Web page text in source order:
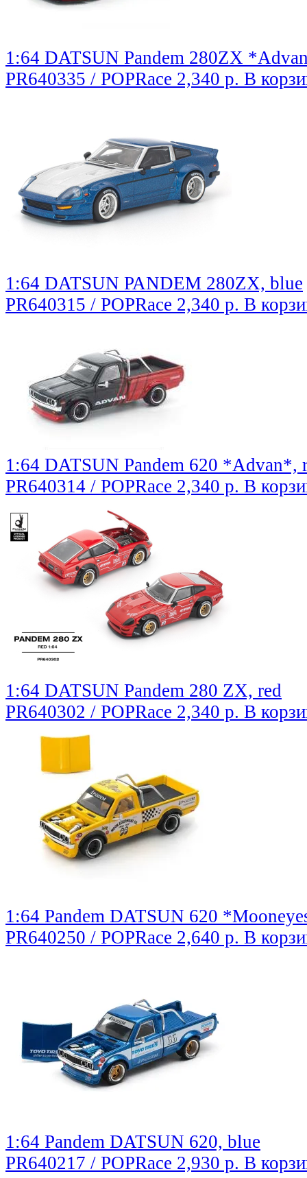
1:64 DATSUN Pandem 280ZX
PR640335 / POPRace 2,340 р. В
1:64 DATSUN PANDEM 280ZX, blue
PR640315 / POPRace 2,340 р. В
1:64 DATSUN Pandem 620 *Advan*,
PR640314 / POPRace 2,340 р. В
1:64 DATSUN Pandem 280 ZX, red
PR640302 / POPRace 2,340 р. В
1:64 Pandem DATSUN 620
PR640250 / POPRace 2,640 р. В
1:64 Pandem DATSUN 620, blue
PR640217 / POPRace 2,930 р. В